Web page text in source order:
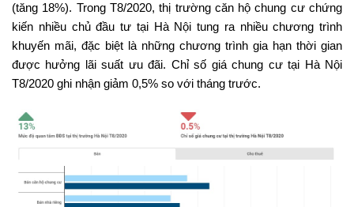
(tăng 18%). Trong T8/2020, thị trường căn hộ chung cư chứng
kiến nhiều chủ đầu tư tại Hà Nội tung ra nhiều chương trình
khuyến mãi, đặc biệt là những chương trình gia hạn thời gian
được hưởng lãi suất ưu đãi. Chỉ số giá chung cư tại Hà Nội
T8/2020 ghi nhận giảm 0,5% so với tháng trước.